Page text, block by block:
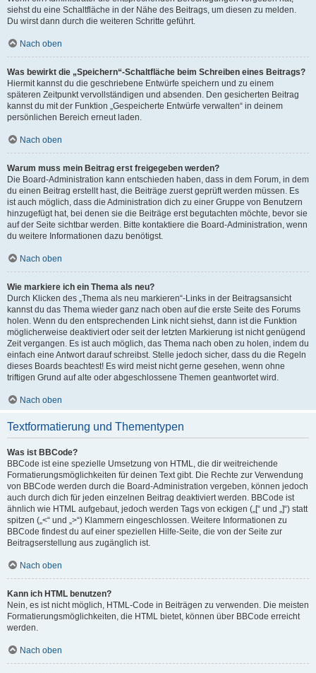
siehst du eine Schaltfläche in der Nähe des Beitrags, um diesen zu melden.
Du wirst dann durch die weiteren Schritte geführt.
Nach oben
Was bewirkt die „Speichern“-Schaltfläche beim Schreiben eines Beitrags?
Hiermit kannst du die geschriebene Entwürfe speichern und zu einem
späteren Zeitpunkt vervollständigen und absenden. Den gesicherten Beitrag
kannst du mit der Funktion „Gespeicherte Entwürfe verwalten“ in deinem
persönlichen Bereich erneut laden.
Nach oben
Warum muss mein Beitrag erst freigegeben werden?
Die Board-Administration kann entschieden haben, dass in dem Forum, in dem
du einen Beitrag erstellt hast, die Beiträge zuerst geprüft werden müssen. Es
ist auch möglich, dass die Administration dich zu einer Gruppe von Benutzern
hinzugefügt hat, bei denen sie die Beiträge erst begutachten möchte, bevor sie
auf der Seite sichtbar werden. Bitte kontaktiere die Board-Administration, wenn
du weitere Informationen dazu benötigst.
Nach oben
Wie markiere ich ein Thema als neu?
Durch Klicken des „Thema als neu markieren“-Links in der Beitragsansicht
kannst du das Thema wieder ganz nach oben auf die erste Seite des Forums
holen. Wenn du den entsprechenden Link nicht siehst, dann ist die Funktion
möglicherweise deaktiviert oder seit der letzten Markierung ist nicht genügend
Zeit vergangen. Es ist auch möglich, das Thema nach oben zu holen, indem du
einfach eine Antwort darauf schreibst. Stelle jedoch sicher, dass du die Regeln
dieses Boards beachtest! Es wird meist nicht gerne gesehen, wenn ohne
triftigen Grund auf alte oder abgeschlossene Themen geantwortet wird.
Nach oben
Textformatierung und Thementypen
Was ist BBCode?
BBCode ist eine spezielle Umsetzung von HTML, die dir weitreichende
Formatierungsmöglichkeiten für deinen Text gibt. Die Rechte zur Verwendung
von BBCode werden durch die Board-Administration vergeben, können jedoch
auch durch dich für jeden einzelnen Beitrag deaktiviert werden. BBCode ist
ähnlich wie HTML aufgebaut, jedoch werden Tags von eckigen („[“ und „]“) statt
spitzen („<“ und „>“) Klammern eingeschlossen. Weitere Informationen zu
BBCode findest du auf einer speziellen Hilfe-Seite, die von der Seite zur
Beitragserstellung aus zugänglich ist.
Nach oben
Kann ich HTML benutzen?
Nein, es ist nicht möglich, HTML-Code in Beiträgen zu verwenden. Die meisten
Formatierungsmöglichkeiten, die HTML bietet, können über BBCode erreicht
werden.
Nach oben